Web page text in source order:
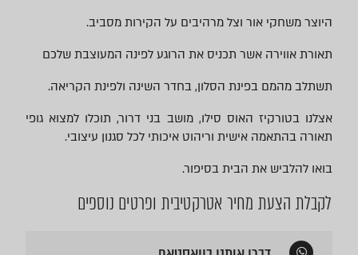
היוצר משחקי אור וצל מרהיבים על הקירות מסביב.
תאורת אווירה אשר תכניס את הרוגע לפינה המעוצבת שלכם
תשתלב מהמם בפינת הסלון, בחדר השינה ולפינת הקריאה.
אצלנו בטורקיז האוס סילו, מושב בני דרור, תוכלו למצוא גופי
תאורה בהתאמה אישית וריהוט איכותי לכל סגנון עיצובי.
בואו להלביש את הבית בסיפור.
לקבלת הצעת מחיר אטרקטיבית ופרטים נוספים